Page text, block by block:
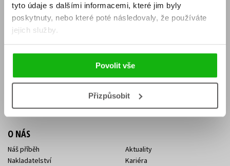
tyto údaje s dalšími informacemi, které jim byly
poskytnuty, nebo které poté následovaly, že používáte
jejich služby.
Povolit vše
Přizpůsobit
Naši autoři
Obchodní podmínky
Jak nakoupit
Dárkové poukazy
Affiliate program
KONTAKTY
Sídlo společnosti
Kontakty Albatros Media
O NÁS
Náš příběh
Nakladatelství
Aktuality
Kariéra